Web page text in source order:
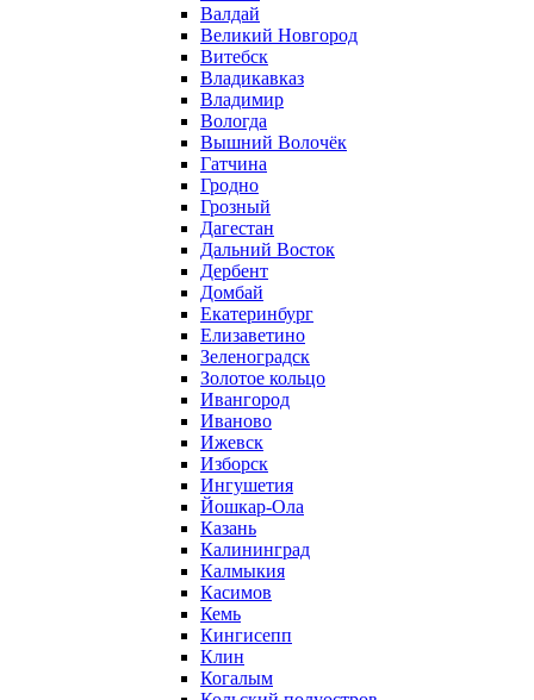
Валдай
Великий Новгород
Витебск
Владикавказ
Владимир
Вологда
Вышний Волочёк
Гатчина
Гродно
Грозный
Дагестан
Дальний Восток
Дербент
Домбай
Екатеринбург
Елизаветино
Зеленоградск
Золотое кольцо
Ивангород
Иваново
Ижевск
Изборск
Ингушетия
Йошкар-Ола
Казань
Калининград
Калмыкия
Касимов
Кемь
Кингисепп
Клин
Когалым